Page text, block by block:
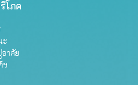
โภค
ะ
าศัย
ฯ